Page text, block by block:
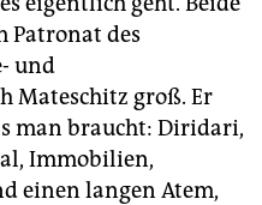
Patronat des
und
Mateschitz groß. Er
man braucht: Diridari,
Immobilien,
einen langen Atem,